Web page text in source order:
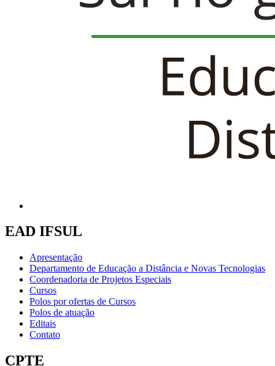
EAD IFSUL
Apresentação
Departamento de Educação a Distância e Novas Tecnologias
Coordenadoria de Projetos Especiais
Cursos
Polos por ofertas de Cursos
Polos de atuação
Editais
Contato
CPTE